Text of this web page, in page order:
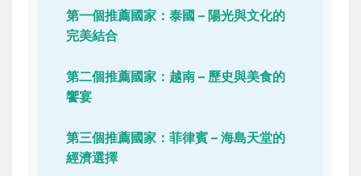
第一個推薦國家：泰國 – 陽光與文化的
完美結合
第二個推薦國家：越南 – 歷史與美食的
饗宴
第三個推薦國家：菲律賓 – 海島天堂的
經濟選擇